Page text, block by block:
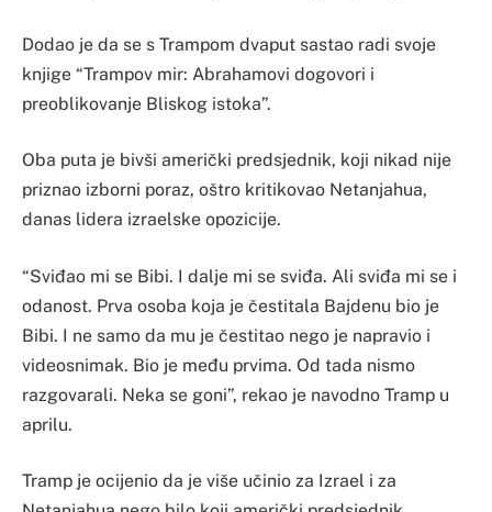
Dodao je da se s Trampom dvaput sastao radi svoje
knjige “Trampov mir: Abrahamovi dogovori i
preoblikovanje Bliskog istoka”.
Oba puta je bivši američki predsjednik, koji nikad nije
priznao izborni poraz, oštro kritikovao Netanjahua,
danas lidera izraelske opozicije.
“Sviđao mi se Bibi. I dalje mi se sviđa. Ali sviđa mi se i
odanost. Prva osoba koja je čestitala Bajdenu bio je
Bibi. I ne samo da mu je čestitao nego je napravio i
videosnimak. Bio je među prvima. Od tada nismo
razgovarali. Neka se goni”, rekao je navodno Tramp u
aprilu.
Tramp je ocijenio da je više učinio za Izrael i za